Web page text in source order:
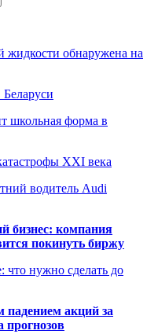
жидкости обнаружена на
Беларуси
школьная форма в
XXI века
водитель Audi
бизнес: компания
покинуть биржу
что нужно сделать до
акций за
прогнозов